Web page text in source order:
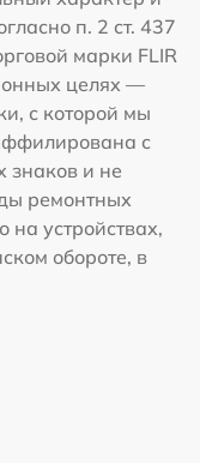
п. 2 ст. 437
марки FLIR
целях —
с которой мы
с
знаков и не
ремонтных
на устройствах,
обороте, в